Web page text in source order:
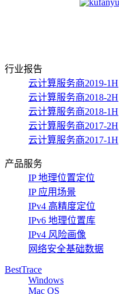
行业报告
云计算服务商2019-1H
云计算服务商2018-2H
云计算服务商2018-1H
云计算服务商2017-2H
云计算服务商2017-1H
产品服务
IP 地理位置定位
IP 应用场景
IPv4 高精度定位
IPv6 地理位置库
IPv4 风险画像
网络安全基础数据
BestTrace
Windows
Mac OS